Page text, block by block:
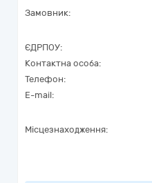
Замовник:
ЄДРПОУ:
Контактна особа:
Телефон:
E-mail:
Місцезнаходження: